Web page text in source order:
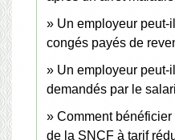
Un employeur peut-
congés payés de
Un employeur peut-
demandés par le
Comment
de la SNCF à tarif